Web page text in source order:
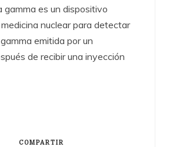
gamma es un dispositivo
nuclear para detectar
emitida por un
de recibir una inyección
COMPARTIR